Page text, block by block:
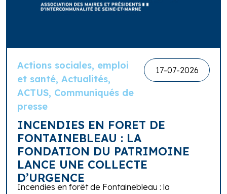
Actions sociales, emploi
et santé, Actualités,
ACTUS, Communiqués de
presse
17-07-2026
INCENDIES EN FORET DE
FONTAINEBLEAU : LA
FONDATION DU PATRIMOINE
LANCE UNE COLLECTE
D’URGENCE
Incendies en forêt de Fontainebleau : la